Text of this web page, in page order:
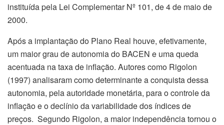
instituída pela Lei Complementar Nº 101, de 4 de maio de
2000.
Após a implantação do Plano Real houve, efetivamente,
um maior grau de autonomia do BACEN e uma queda
acentuada na taxa de inflação. Autores como Rigolon
(1997) analisaram como determinante a conquista dessa
autonomia, pela autoridade monetária, para o controle da
inflação e o declínio da variabilidade dos índices de
preços. Segundo Rigolon, a maior independência tornou o